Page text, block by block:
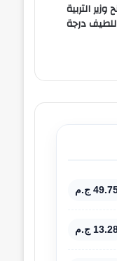
التربية
درجة
ج.م
ج.م